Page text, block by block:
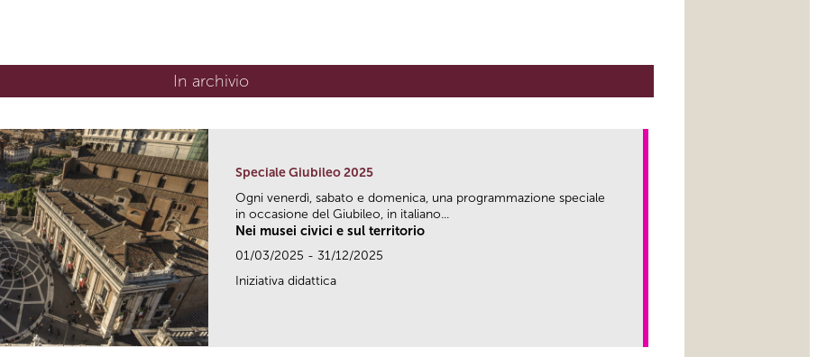
In archivio
Speciale Giubileo 2025
Ogni venerdì, sabato e domenica, una programmazione speciale
in occasione del Giubileo, in italiano...
Nei musei civici e sul territorio
01/03/2025 - 31/12/2025
Iniziativa didattica